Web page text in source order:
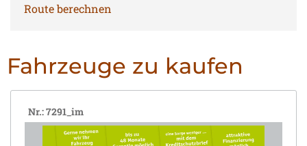
Route berechnen
Fahrzeuge zu kaufen
Nr.: 7291_im